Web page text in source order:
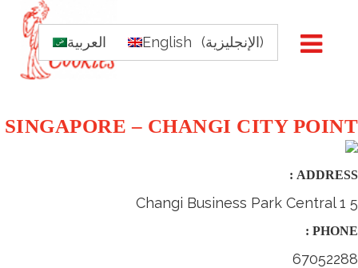
العربية English (الإنجليزية)
SINGAPORE – CHANGI CITY POINT
ADDRESS :
5 Changi Business Park Central 1
PHONE :
67052288